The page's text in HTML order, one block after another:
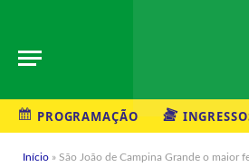
PROGRAMAÇÃO
Início » São João de Campina Grande o maior festival junino